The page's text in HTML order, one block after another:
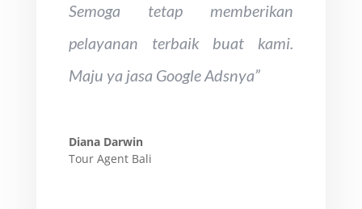
Semoga tetap memberikan
pelayanan terbaik buat kami.
Maju ya jasa Google Adsnya”
Diana Darwin
Tour Agent Bali